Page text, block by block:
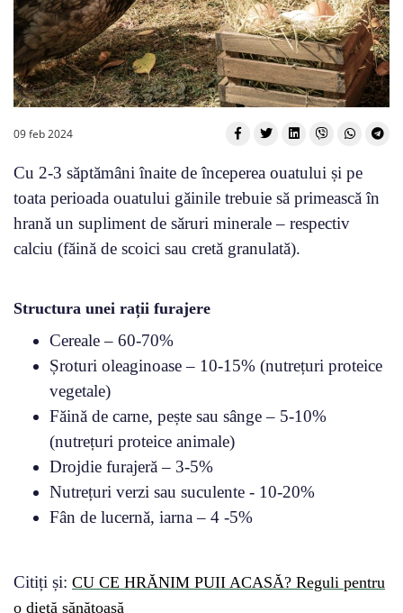
09 feb 2024
Cu 2-3 săptămâni înaite de începerea ouatului și pe
toata perioada ouatului găinile trebuie să primească în
hrană un supliment de săruri minerale – respectiv
calciu (făină de scoici sau cretă granulată).
Structura unei rații furajere
Cereale – 60-70%
Șroturi oleaginoase – 10-15% (nutrețuri proteice
vegetale)
Făină de carne, pește sau sânge – 5-10%
(nutrețuri proteice animale)
Drojdie furajeră – 3-5%
Nutrețuri verzi sau suculente - 10-20%
Fân de lucernă, iarna – 4 -5%
Citiți și: CU CE HRĂNIM PUII ACASĂ? Reguli pentru
o dietă sănătoasă